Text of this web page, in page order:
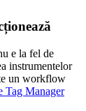
e la fel de
instrumentelor
un workflow
Tag Manager